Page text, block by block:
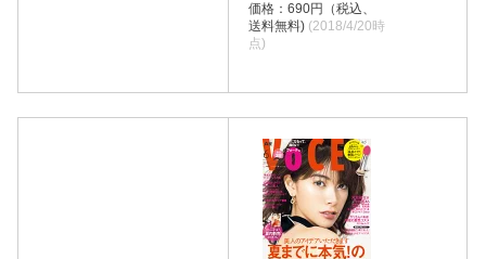
価格：690円（税込、
送料無料) (2018/4/20時
点)